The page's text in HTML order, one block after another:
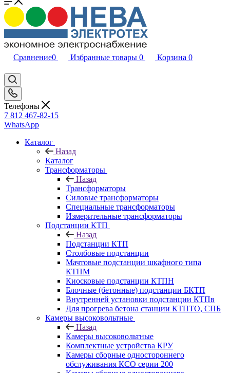
Сравнение0 Избранные товары 0 Корзина 0
Телефоны
7 812 467-82-15
WhatsApp
Каталог
Назад
Каталог
Трансформаторы
Назад
Трансформаторы
Силовые трансформаторы
Специальные трансформаторы
Измерительные трансформаторы
Подстанции КТП
Назад
Подстанции КТП
Столбовые подстанции
Мачтовые подстанции шкафного типа
КТПМ
Киосковые подстанции КТПН
Блочные (бетонные) подстанции БКТП
Внутренней установки подстанции КТПв
Для прогрева бетона станции КТПТО, СПБ
Камеры высоковольтные
Назад
Камеры высоковольтные
Комплектные устройства КРУ
Камеры сборные одностороннего
обслуживания КСО серии 200